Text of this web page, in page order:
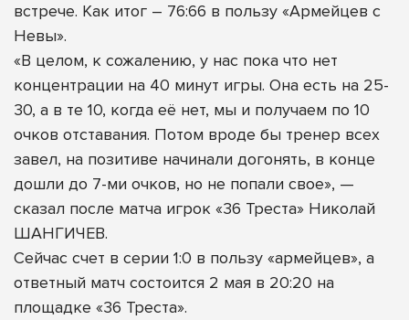
встрече. Как итог – 76:66 в пользу «Армейцев с
Невы».
«В целом, к сожалению, у нас пока что нет
концентрации на 40 минут игры. Она есть на 25-
30, а в те 10, когда её нет, мы и получаем по 10
очков отставания. Потом вроде бы тренер всех
завел, на позитиве начинали догонять, в конце
дошли до 7-ми очков, но не попали свое», —
сказал после матча игрок «36 Треста» Николай
ШАНГИЧЕВ.
Сейчас счет в серии 1:0 в пользу «армейцев», а
ответный матч состоится 2 мая в 20:20 на
площадке «36 Треста».